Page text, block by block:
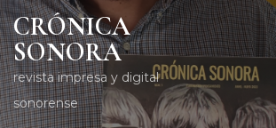
CRÓNICA
SONORA
revista impresa y digital
sonorense